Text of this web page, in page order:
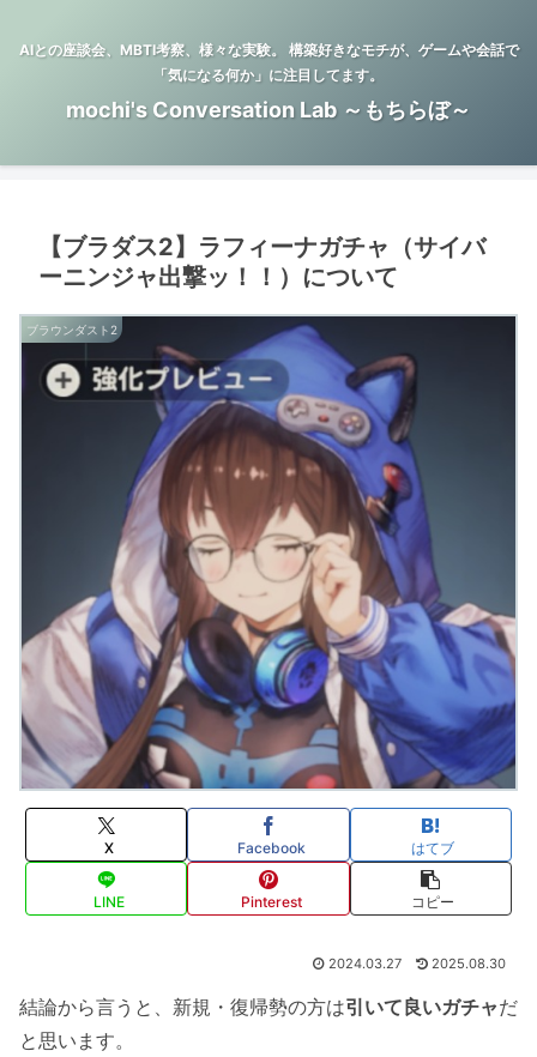
AIとの座談会、MBTI考察、様々な実験。 構築好きなモチが、ゲームや会話で
「気になる何か」に注目してます。
mochi's Conversation Lab ～もちらぼ～
【ブラダス2】ラフィーナガチャ（サイバ
ーニンジャ出撃ッ！！）について
ブラウンダスト2
X Facebook はてブ
LINE Pinterest コピー
2024.03.27 2025.08.30
結論から言うと、新規・復帰勢の方は引いて良いガチャだ
と思います。